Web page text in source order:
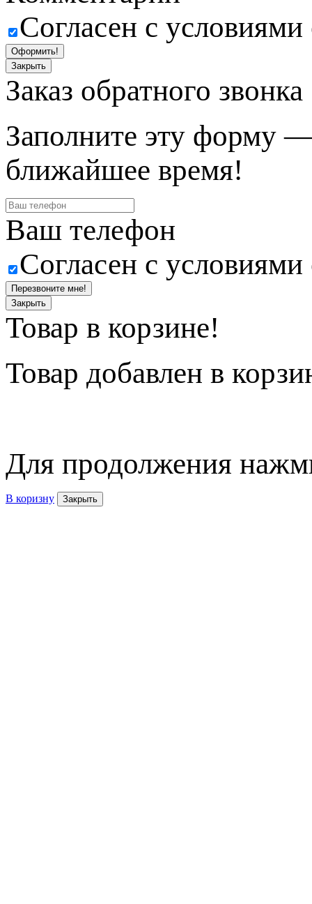
Согласен с
Оформить!
Закрыть
Заказ обратного звонка
Заполните эту форму
ближайшее время!
Ваш телефон
Согласен с
Перезвоните мне!
Закрыть
Товар в корзине!
Товар добавлен в
Для продолжения
В коризну Закрыть